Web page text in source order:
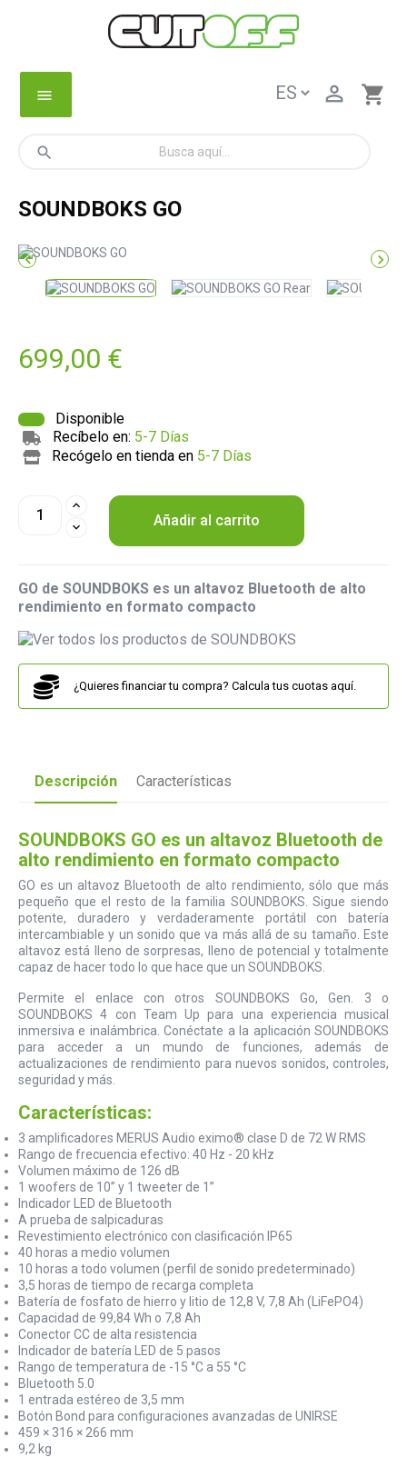
menu shopping_cart

search
SOUNDBOKS GO
 
699,00 €
Disponible
Recíbelo en: 5-7 Días
Recógelo en tienda en 5-7 Días
Añadir al carrito
GO de SOUNDBOKS es un altavoz Bluetooth de alto
rendimiento en formato compacto
¿Quieres financiar tu compra? Calcula tus cuotas aquí.
Descripción Características
SOUNDBOKS GO es un altavoz Bluetooth de
alto rendimiento en formato compacto
GO es un altavoz Bluetooth de alto rendimiento, sólo que más
pequeño que el resto de la familia SOUNDBOKS. Sigue siendo
potente, duradero y verdaderamente portátil con batería
intercambiable y un sonido que va más allá de su tamaño. Este
altavoz está lleno de sorpresas, lleno de potencial y totalmente
capaz de hacer todo lo que hace que un SOUNDBOKS.
Permite el enlace con otros SOUNDBOKS Go, Gen. 3 o
SOUNDBOKS 4 con Team Up para una experiencia musical
inmersiva e inalámbrica. Conéctate a la aplicación SOUNDBOKS
para acceder a un mundo de funciones, además de
actualizaciones de rendimiento para nuevos sonidos, controles,
seguridad y más.
Características:
3 amplificadores MERUS Audio eximo® clase D de 72 W RMS
Rango de frecuencia efectivo: 40 Hz - 20 kHz
Volumen máximo de 126 dB
1 woofers de 10” y 1 tweeter de 1”
Indicador LED de Bluetooth
A prueba de salpicaduras
Revestimiento electrónico con clasificación IP65
40 horas a medio volumen
10 horas a todo volumen (perfil de sonido predeterminado)
3,5 horas de tiempo de recarga completa
Batería de fosfato de hierro y litio de 12,8 V, 7,8 Ah (LiFePO4)
Capacidad de 99,84 Wh o 7,8 Ah
Conector CC de alta resistencia
Indicador de batería LED de 5 pasos
Rango de temperatura de -15 °C a 55 °C
Bluetooth 5.0
1 entrada estéreo de 3,5 mm
Botón Bond para configuraciones avanzadas de UNIRSE
459 × 316 × 266 mm
9,2 kg